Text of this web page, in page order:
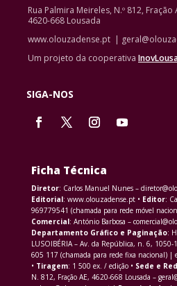
Rua Palmira Meireles, N.º 812, Fração
4620-668 Lousada
www.olouzadense.pt |
Um projeto da cooperativa
SIGA-NOS
Ficha Técnica
Diretor: Carlos Manuel Nunes –
Editorial: www.olouzadense.pt • Editor:
969779541 (chamada para rede móvel
Comercial: António Barbosa –
Departamento Gráfico e Paginação:
LUSOIBÉRIA – Av. da República, n. 6,
605 117 (chamada para rede fixa nacional) |
• Tiragem: 1 500 ex. / edição • Sede e
N. 812, Fração AE, 4620-668 Lousada –